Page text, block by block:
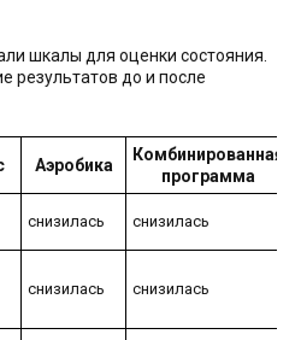
шкалы для оценки состояния.
результатов до и после
Аэробика
Комбинированная
программа
снизилась снизилась
снизилась снизилась